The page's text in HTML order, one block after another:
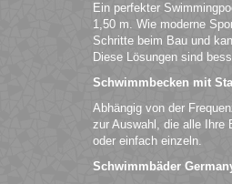
Ein perfekter
1,50 m. Wie moderne
Schritte beim Bau und
Diese Lösungen sind
Schwimmbecken mit
Abhängig von der
zur Auswahl, die alle Ihre
oder einfach einzeln.
Schwimmbäder